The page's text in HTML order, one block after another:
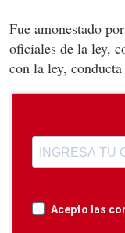
Fue amonestado
oficiales de la ley,
con la ley,
Acepto las